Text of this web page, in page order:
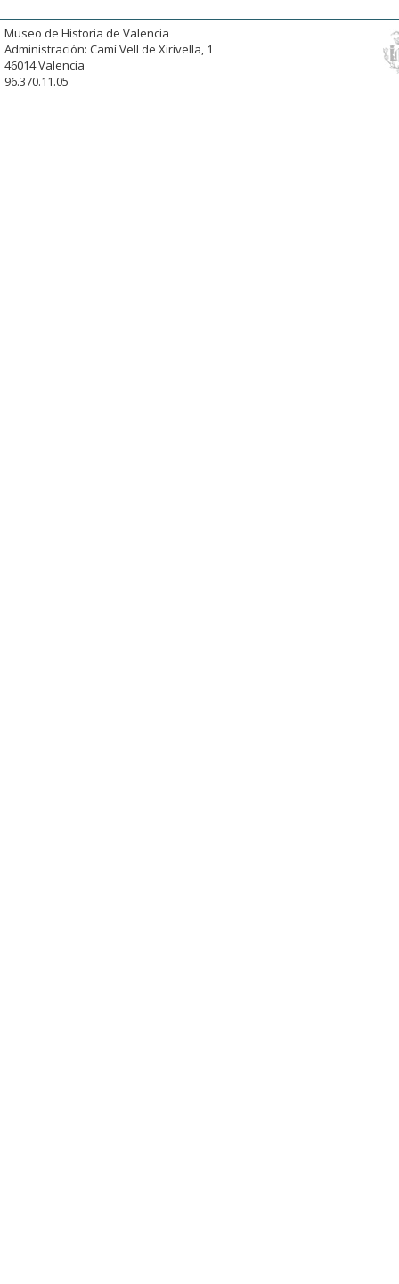
Museo de Historia de Valencia
Administración: Camí Vell de Xirivella, 1
46014 Valencia
96.370.11.05